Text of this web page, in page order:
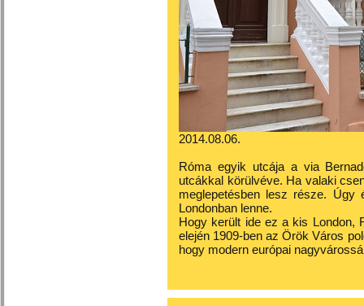
2014.08.06.
Róma egyik utcája a via
utcákkal körülvéve. Ha valaki
meglepetésben lesz része. Úgy
Londonban lenne.
Hogy került ide ez a kis London,
elején 1909-ben az Örök Város
hogy modern európai